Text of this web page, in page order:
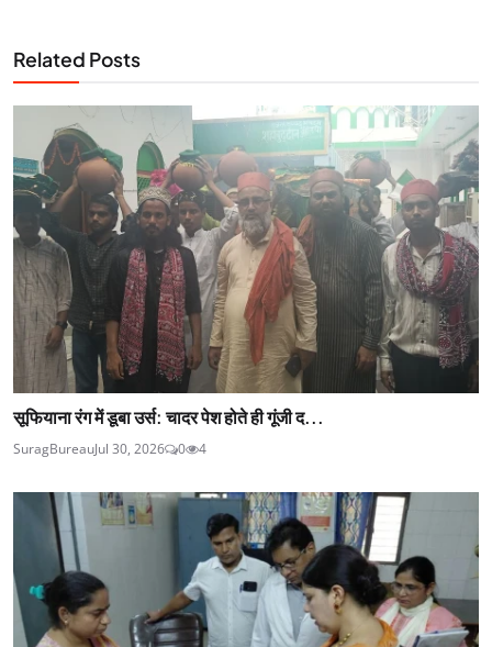
Related Posts
सूफियाना रंग में डूबा उर्स: चादर पेश होते ही गूंजी द...
SuragBureauJul 30, 2026 0 4